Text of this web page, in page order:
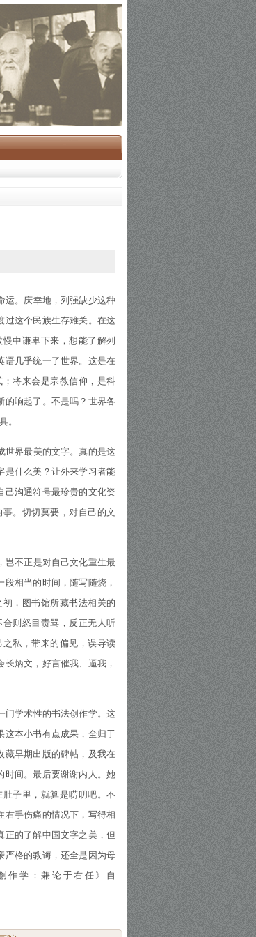
运。庆幸地，列强缺少这种
过这个民族生存难关。在这
中谦卑下来，想能了解列
语几乎统一了世界。这是在
将来会是宗教信仰，是科
响起了。不是吗？世界各
。
世界最美的文字。真的是这
是什么美？让外来学习者能
己沟通符号最珍贵的文化资
。切切莫要，对自己的文
岂不正是对自己文化重生最
相当的时间，随写随烧，
，图书馆所藏书法相关的
则怒目责骂，反正无人听
私，带来的偏见，误导读
炳文，好言催我、逼我，
门学术性的书法创作学。这
这本小书有点成果，全归于
藏早期出版的碑帖，及我在
时间。最后要谢谢内人。她
子里，就算是唠叨吧。不
右手伤痛的情况下，写得相
正的了解中国文字之美，但
严格的教诲，还全是因为母
作学：兼论于右任》自